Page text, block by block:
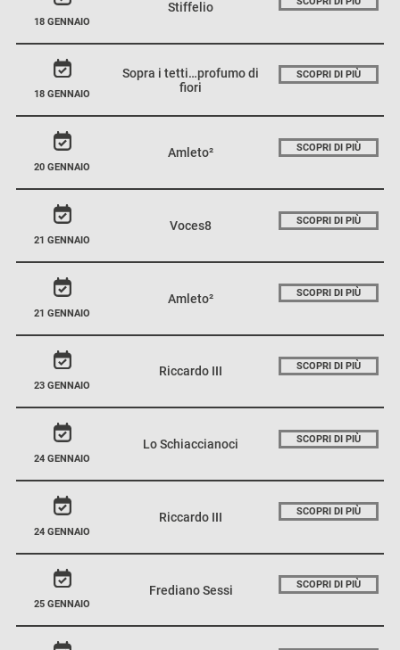
18 GENNAIO
Stiffelio
18 GENNAIO
Sopra i tetti…profumo di
fiori
SCOPRI DI PIÙ
20 GENNAIO
Amleto² SCOPRI DI PIÙ
21 GENNAIO
Voces8 SCOPRI DI PIÙ
21 GENNAIO
Amleto² SCOPRI DI PIÙ
23 GENNAIO
Riccardo III SCOPRI DI PIÙ
24 GENNAIO
Lo Schiaccianoci SCOPRI DI PIÙ
24 GENNAIO
Riccardo III SCOPRI DI PIÙ
25 GENNAIO
Frediano Sessi SCOPRI DI PIÙ